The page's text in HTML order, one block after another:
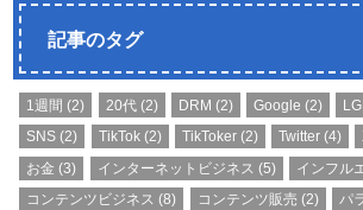
記事のタグ
1週間 (2) 20代 (2) DRM (2) Google (2)
SNS (2) TikTok(2) TikToker(2) Twitter (4)
お金 (3) インターネットビジネス (5) インフル
コンテンツビジネス (8) コンテンツ販売 (2) パ